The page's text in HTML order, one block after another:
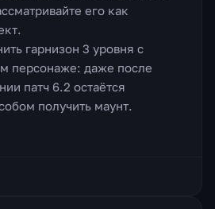
его как
гарнизон 3 уровня с
персонаже: даже после
патч 6.2 остаётся
получить маунт.